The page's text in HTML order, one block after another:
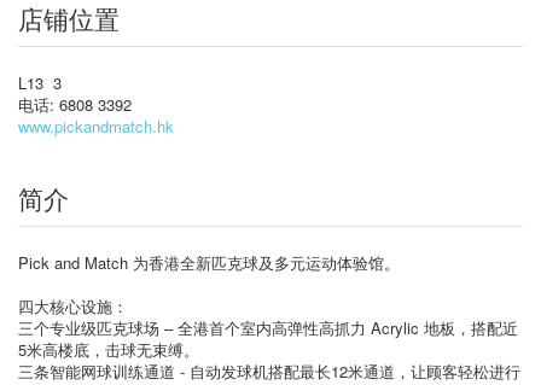
店铺位置
L13 3
电话: 6808 3392
www.pickandmatch.hk
简介
Pick and Match 为香港全新匹克球及多元运动体验馆。
四大核心设施：
三个专业级匹克球场 – 全港首个室内高弹性高抓力 Acrylic 地板，搭配近
5米高楼底，击球无束缚。
三条智能网球训练通道 - 自动发球机搭配最长12米通道，让顾客轻松进行